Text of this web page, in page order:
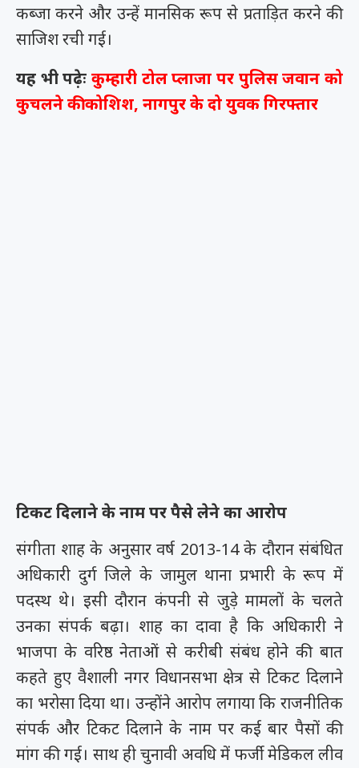
कब्जा करने और उन्हें मानसिक रूप से प्रताड़ित करने की
साजिश रची गई।
यह भी पढ़ेः कुम्हारी टोल प्लाजा पर पुलिस जवान को
कुचलने की कोशिश, नागपुर के दो युवक गिरफ्तार
टिकट दिलाने के नाम पर पैसे लेने का आरोप
संगीता शाह के अनुसार वर्ष 2013-14 के दौरान संबंधित
अधिकारी दुर्ग जिले के जामुल थाना प्रभारी के रूप में
पदस्थ थे। इसी दौरान कंपनी से जुड़े मामलों के चलते
उनका संपर्क बढ़ा। शाह का दावा है कि अधिकारी ने
भाजपा के वरिष्ठ नेताओं से करीबी संबंध होने की बात
कहते हुए वैशाली नगर विधानसभा क्षेत्र से टिकट दिलाने
का भरोसा दिया था। उन्होंने आरोप लगाया कि राजनीतिक
संपर्क और टिकट दिलाने के नाम पर कई बार पैसों की
मांग की गई। साथ ही चुनावी अवधि में फर्जी मेडिकल लीव